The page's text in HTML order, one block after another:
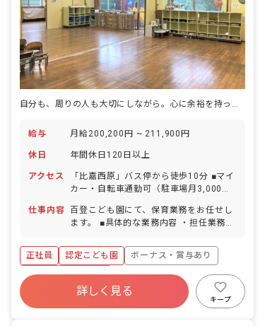
自分も、周りの人も大切にしながら。心に余裕を持った毎日を過ごしませんか
給与 月給200,200円 ~ 211,900円
休日 年間休日120日以上
アクセス
「比嘉西原」バス停から徒歩10分 ■マイ
カー・自転車通勤可（駐車場月3,000
仕事内容
百登こども園にて、保育業務をお任せし
ます。 ■具体的な業務内容 ・担任業務
・会議 ・クラスだより作成 ・連絡帳作
成（アプリ） ・研修
正社員 認定こども園
ボーナス・賞与あり
年間休日120日以上
寮・住宅・家賃補助あり
社会保険完備
詳しく見る
キープ